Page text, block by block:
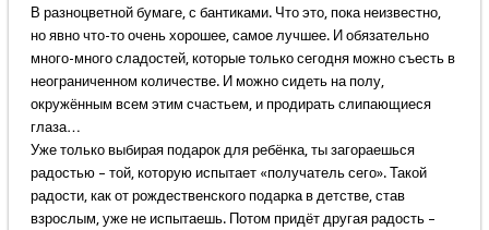
В разноцветной бумаге, с бантиками. Что это, пока неизвестно,
но явно что-то очень хорошее, самое лучшее. И обязательно
много-много сладостей, которые только сегодня можно съесть в
неограниченном количестве. И можно сидеть на полу,
окружённым всем этим счастьем, и продирать слипающиеся
глаза…
Уже только выбирая подарок для ребёнка, ты загораешься
радостью – той, которую испытает «получатель сего». Такой
радости, как от рождественского подарка в детстве, став
взрослым, уже не испытаешь. Потом придёт другая радость –